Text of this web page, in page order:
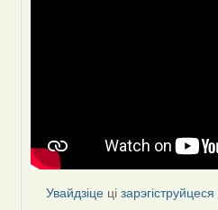
Увайдзіце цізарэгіструйцеся